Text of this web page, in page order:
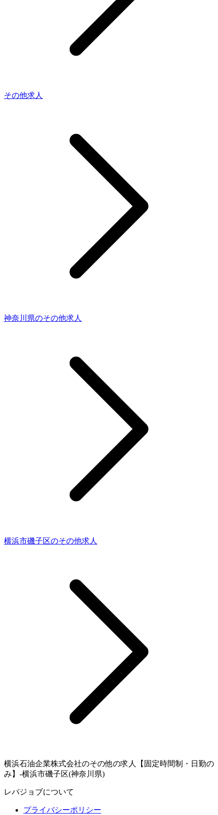
その他求人
神奈川県のその他求人
横浜市磯子区のその他求人
横浜石油企業株式会社のその他の求人【固定時間制・日勤の
み】-横浜市磯子区(神奈川県)
レバジョブについて
プライバシーポリシー